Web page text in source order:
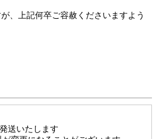
、上記何卒ご容赦くださいますよう
送いたします